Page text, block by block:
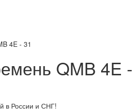
4E - 31
QMB 4E -
в России и СНГ!